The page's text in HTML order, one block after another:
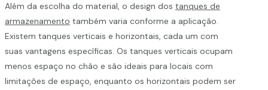
Além da escolha do material, o design dos tanques de
armazenamento também varia conforme a aplicação.
Existem tanques verticais e horizontais, cada um com
suas vantagens específicas. Os tanques verticais ocupam
menos espaço no chão e são ideais para locais com
limitações de espaço, enquanto os horizontais podem ser